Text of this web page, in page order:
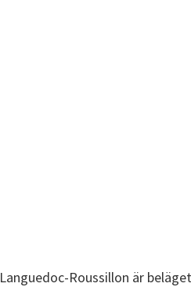
Languedoc-Roussillon är